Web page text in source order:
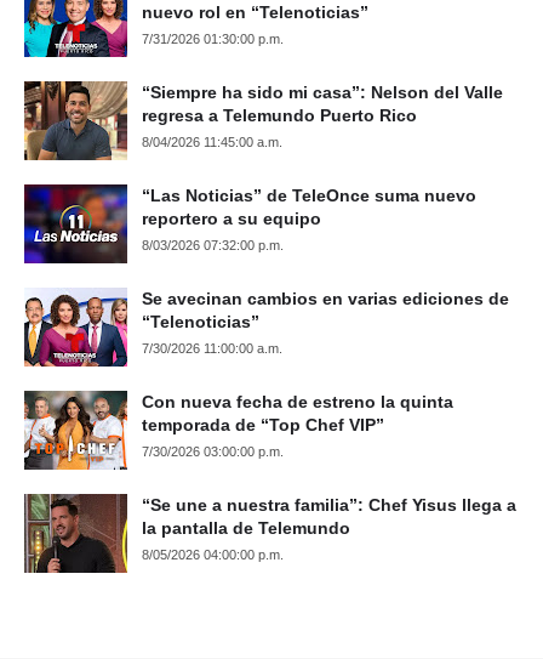
nuevo rol en “Telenoticias”
7/31/2026 01:30:00 p.m.
“Siempre ha sido mi casa”: Nelson del Valle
regresa a Telemundo Puerto Rico
8/04/2026 11:45:00 a.m.
“Las Noticias” de TeleOnce suma nuevo
reportero a su equipo
8/03/2026 07:32:00 p.m.
Se avecinan cambios en varias ediciones de
“Telenoticias”
7/30/2026 11:00:00 a.m.
Con nueva fecha de estreno la quinta
temporada de “Top Chef VIP”
7/30/2026 03:00:00 p.m.
“Se une a nuestra familia”: Chef Yisus llega a
la pantalla de Telemundo
8/05/2026 04:00:00 p.m.